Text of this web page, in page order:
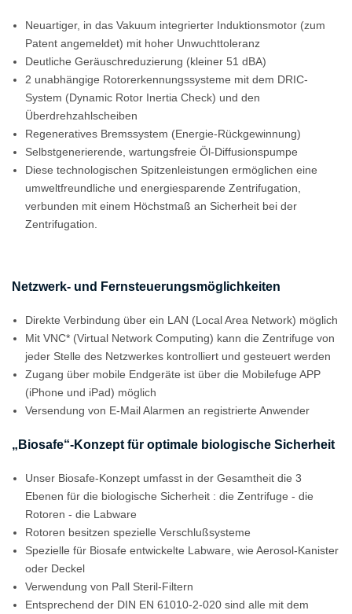
Neuartiger, in das Vakuum integrierter Induktionsmotor (zum
Patent angemeldet) mit hoher Unwuchttoleranz
Deutliche Geräuschreduzierung (kleiner 51 dBA)
2 unabhängige Rotorerkennungssysteme mit dem DRIC-
System (Dynamic Rotor Inertia Check) und den
Überdrehzahlscheiben
Regeneratives Bremssystem (Energie-Rückgewinnung)
Selbstgenerierende, wartungsfreie Öl-Diffusionspumpe
Diese technologischen Spitzenleistungen ermöglichen eine
umweltfreundliche und energiesparende Zentrifugation,
verbunden mit einem Höchstmaß an Sicherheit bei der
Zentrifugation.
Netzwerk- und Fernsteuerungsmöglichkeiten
Direkte Verbindung über ein LAN (Local Area Network) möglich
Mit VNC* (Virtual Network Computing) kann die Zentrifuge von
jeder Stelle des Netzwerkes kontrolliert und gesteuert werden
Zugang über mobile Endgeräte ist über die Mobilefuge APP
(iPhone und iPad) möglich
Versendung von E-Mail Alarmen an registrierte Anwender
„Biosafe“-Konzept für optimale biologische Sicherheit
Unser Biosafe-Konzept umfasst in der Gesamtheit die 3
Ebenen für die biologische Sicherheit : die Zentrifuge - die
Rotoren - die Labware
Rotoren besitzen spezielle Verschlußsysteme
Spezielle für Biosafe entwickelte Labware, wie Aerosol-Kanister
oder Deckel
Verwendung von Pall Steril-Filtern
Entsprechend der DIN EN 61010-2-020 sind alle mit dem